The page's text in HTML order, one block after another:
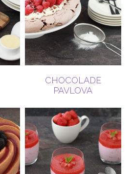
CHOCOLADE
PAVLOVA